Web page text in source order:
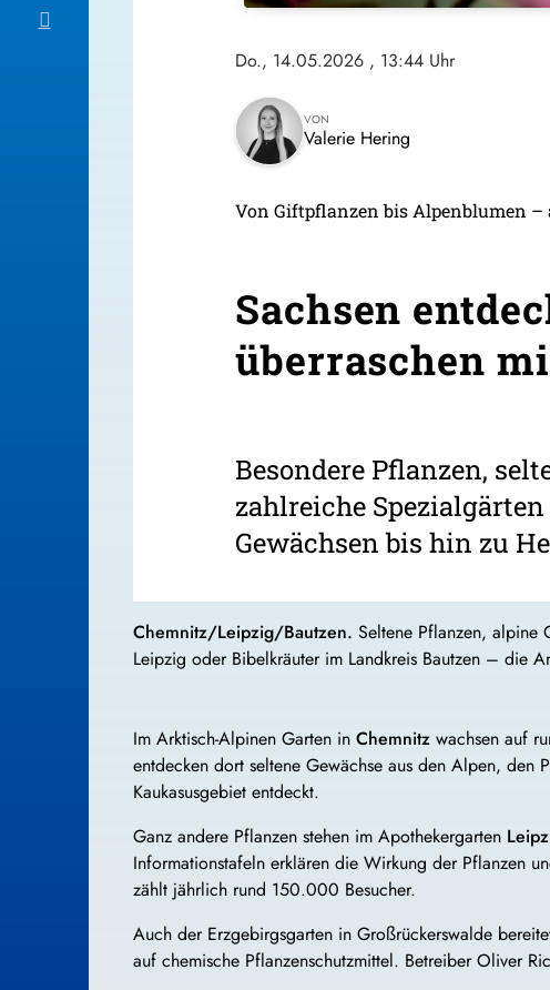
Do., 14.05.2026 , 13:44 Uhr
VON
Valerie Hering
Von Giftpflanzen bis Alpenblumen
Sachsen
überraschen
Besondere Pflanzen,
zahlreiche
Gewächsen bis hin zu
Chemnitz/Leipzig/Bautzen. Seltene Pflanzen, alpine
Leipzig oder Bibelkräuter im Landkreis Bautzen – die
Im Arktisch-Alpinen Garten in Chemnitz wachsen auf
entdecken dort seltene Gewächse aus den Alpen, den
Kaukasusgebiet entdeckt.
Ganz andere Pflanzen stehen im Apothekergarten
Informationstafeln erklären die Wirkung der Pflanzen
zählt jährlich rund 150.000 Besucher.
Auch der Erzgebirgsgarten in Großrückerswalde
auf chemische Pflanzenschutzmittel. Betreiber Oliver